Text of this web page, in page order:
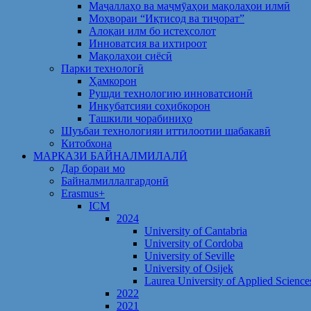
Маҷаллаҳо ва маҷмӯаҳои мақолаҳои илмӣ
Моҳвораи “Иқтисод ва тиҷорат”
Алоқаи илм бо истеҳсолот
Инноватсия ва ихтироот
Мақолаҳои сиёсӣ
Парки технологӣ
Ҳамкорон
Рушди технологию инноватсионӣ
Инкубатсияи соҳибкорон
Ташкили чорабиниҳо
Шуъбаи технологияи иттилоотии шабакавӣ
Китобхона
МАРКАЗИ БАЙНАЛМИЛАЛӢ
Дар бораи мо
Байналмиллалгардонӣ
Erasmus+
ICM
2024
University of Cantabria
University of Cordoba
University of Seville
University of Osijek
Laurea University of Applied
2022
2021